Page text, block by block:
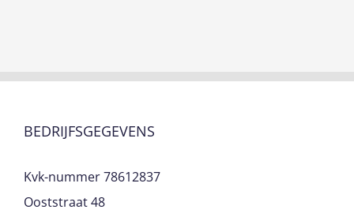
BEDRIJFSGEGEVENS
Kvk-nummer 78612837
Ooststraat 48